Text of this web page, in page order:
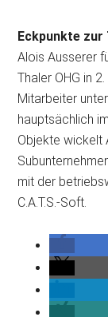
Eckpunkte zur
Alois Ausserer
Thaler OHG in
Mitarbeiter
hauptsächlich
Objekte wickelt
mit der
C.A.T.S.-Soft.